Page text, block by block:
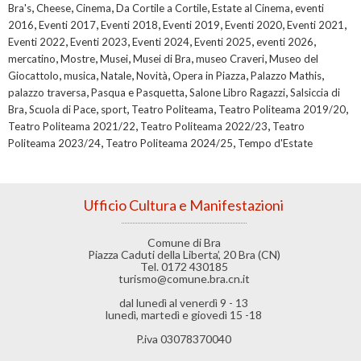
Bra's Cheese Cinema Da Cortile a Cortile Estate al Cinema eventi
2016 Eventi 2017 Eventi 2018 Eventi 2019 Eventi 2020 Eventi 2021
Eventi 2022 Eventi 2023 Eventi 2024 Eventi 2025 eventi 2026
mercatino Mostre Musei Musei di Bra museo Craveri Museo del
Giocattolo musica Natale Novità Opera in Piazza Palazzo Mathis
palazzo traversa Pasqua e Pasquetta Salone Libro Ragazzi Salsiccia di
Bra Scuola di Pace sport Teatro Politeama Teatro Politeama 2019/20
Teatro Politeama 2021/22 Teatro Politeama 2022/23 Teatro
Politeama 2023/24 Teatro Politeama 2024/25 Tempo d'Estate
Ufficio Cultura e Manifestazioni
Comune di Bra
Piazza Caduti della Liberta’, 20 Bra (CN)
Tel. 0172 430185
turismo@comune.bra.cn.it
dal lunedì al venerdì 9 - 13
lunedì, martedì e giovedì 15 -18
P.iva 03078370040